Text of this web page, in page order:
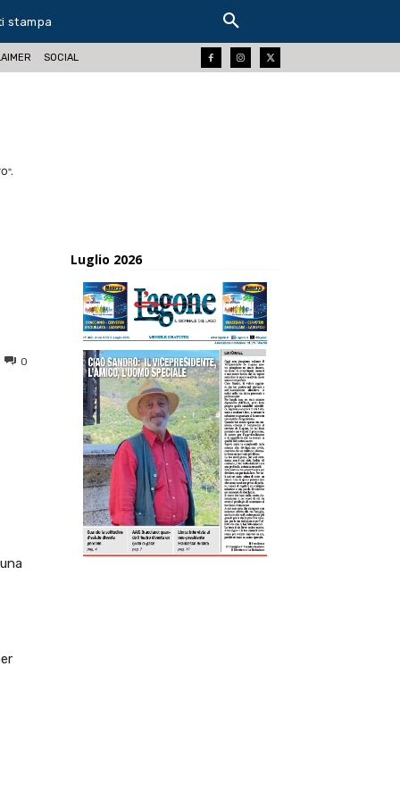
stampa
SOCIAL
0
Tumblr Telegram
Luglio 2026